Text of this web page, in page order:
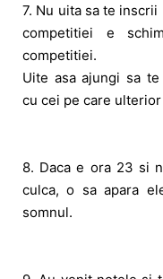
7. Nu uita sa te
competitiei e
competitiei.
Uite asa ajungi sa
cu cei pe care
8. Daca e ora 23 si
culca, o sa apara
somnul.